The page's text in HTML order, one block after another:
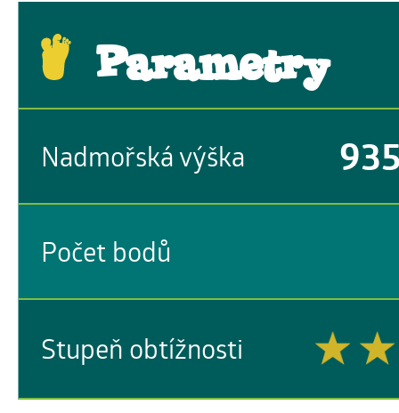
Parametry
Nadmořská výška
Počet bodů
Stupeň obtížnosti